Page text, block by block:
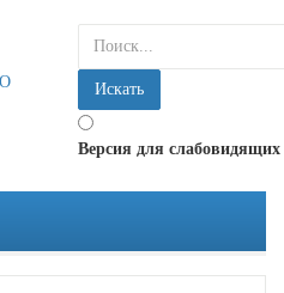
искать...
Искать
Версия для слабовидящих